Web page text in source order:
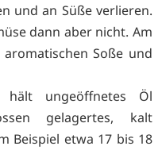
und an Süße verlieren.
dann aber nicht. Am
Soße und
ungeöffnetes Öl
gelagertes, kalt
Beispiel etwa 17 bis 18